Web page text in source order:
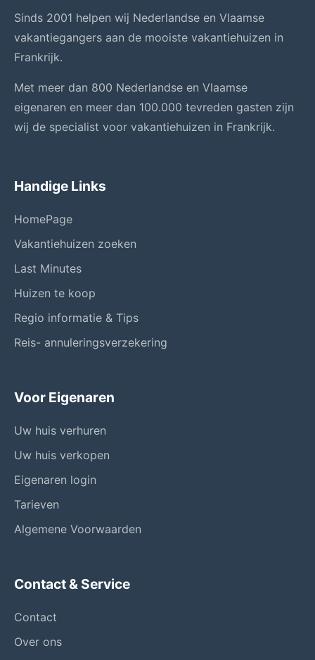
Sinds 2001 helpen wij Nederlandse en Vlaamse
vakantiegangers aan de mooiste vakantiehuizen in
Frankrijk.
Met meer dan 800 Nederlandse en Vlaamse
eigenaren en meer dan 100.000 tevreden gasten zijn
wij de specialist voor vakantiehuizen in Frankrijk.
Handige Links
HomePage
Vakantiehuizen zoeken
Last Minutes
Huizen te koop
Regio informatie & Tips
Reis- annuleringsverzekering
Voor Eigenaren
Uw huis verhuren
Uw huis verkopen
Eigenaren login
Tarieven
Algemene Voorwaarden
Contact & Service
Contact
Over ons